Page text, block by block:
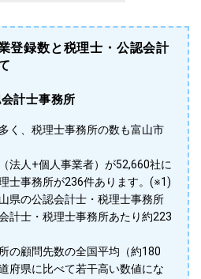
登録数と税理士・公認会計
計士事務所
く、税理士事務所の数も富山市
法人+個人事業者）が52,660社に
士事務所が236件あります。(※1)
県の公認会計士・税理士事務所
計士・税理士事務所あたり約223
の顧問先数の全国平均（約180
府県に比べて若干高い数値にな